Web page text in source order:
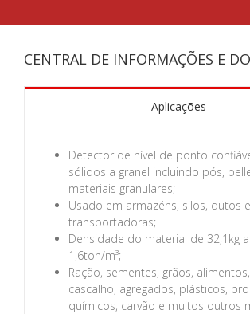
CENTRAL DE INFORMAÇÕES E
Aplicações
Detector de nível de ponto
sólidos a granel incluindo pós,
materiais granulares;
Usado em armazéns, silos, dutos e
transportadoras;
Densidade do material de 32,1kg
1,6ton/m³;
Ração, sementes, grãos,
cascalho, agregados, plásticos,
químicos, carvão e muitos outros